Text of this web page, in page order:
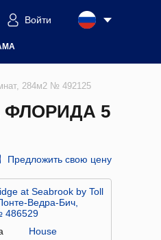
Войти
284м2 № 492125
ФЛОРИДА 5
Предложить свою цену
at Seabrook by Toll
Ведра-Бич,
486529
House